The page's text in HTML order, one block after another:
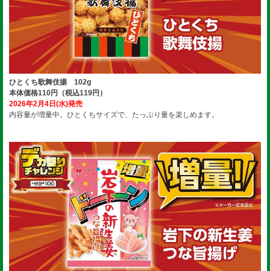
ひとくち歌舞伎揚 102g
本体価格110円（税込119円）
2026年2月4日(水)発売
内容量が増量中。ひとくちサイズで、たっぷり量を楽しめます。